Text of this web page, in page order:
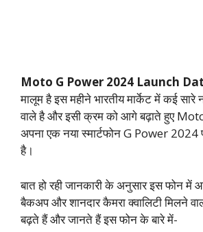
Moto G Power 2024 Launch
मालूम है इस महीने भारतीय मार्केट में कई सारे
वाले है और इसी क्रम को आगे बढ़ाते हुए
अपना एक नया स्मार्टफोन G Power 2024
है।
बात हो रही जानकारी के अनुसार इस फोन में
बैकअप और शानदार कैमरा क्वालिटी मिलने
बढ़ते हैं और जानते हैं इस फोन के बारे में-